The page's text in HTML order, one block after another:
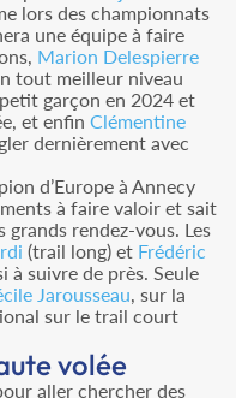
lors des championnats
une équipe à faire
Marion Delespierre
tout meilleur niveau
garçon en 2024 et
et enfin Clémentine
dernièrement avec
d’Europe à Annecy
à faire valoir et sait
rendez-vous. Les
(trail long) et Frédéric
à suivre de près. Seule
Jarousseau , sur la
sur le trail court
volée
aller chercher des